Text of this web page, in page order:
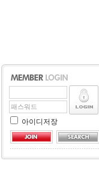
아이디저장